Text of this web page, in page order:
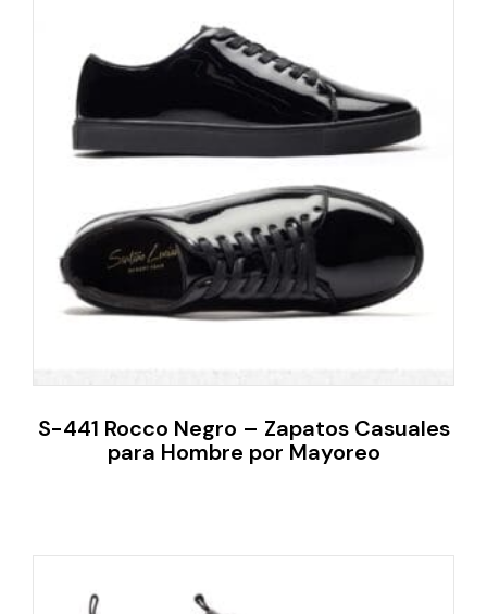
S-441 Rocco Negro – Zapatos Casuales
para Hombre por Mayoreo